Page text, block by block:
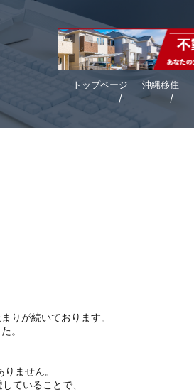
トップページ 沖縄移住
りが続いております。
。
ません。
ていることで、